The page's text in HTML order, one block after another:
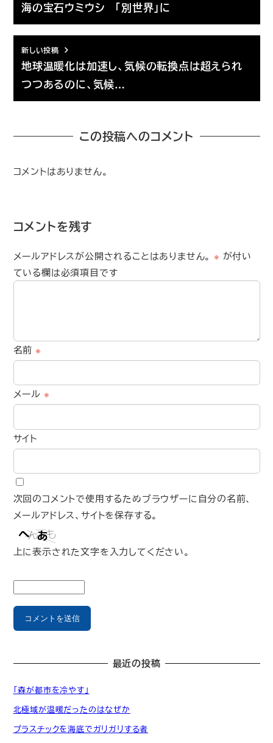
海の宝石ウミウシ 「別世界」に
新しい投稿
地球温暖化は加速し、気候の転換点は超えられ
つつあるのに、気候…
この投稿へのコメント
コメントはありません。
コメントを残す
メールアドレスが公開されることはありません。 ※ が付い
ている欄は必須項目です
名前 ※
メール ※
サイト
次回のコメントで使用するためブラウザーに自分の名前、
メールアドレス、サイトを保存する。
上に表示された文字を入力してください。
最近の投稿
「森が都市を冷やす」
北極域が温暖だったのはなぜか
プラスチックを海底でガリガリする者